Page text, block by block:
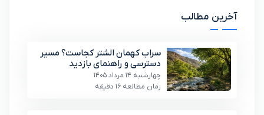
آخرین مطالب
سراب کهمان الشتر کجاست؟ مسیر
دسترسی و راهنمای بازدید
چهارشنبه 14 مرداد 1405
زمان مطالعه 16 دقیقه